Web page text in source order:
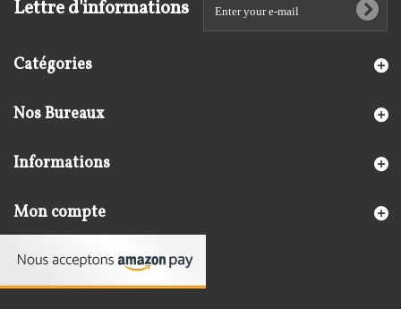
Lettre d'informations
Catégories
Nos Bureaux
Informations
Mon compte